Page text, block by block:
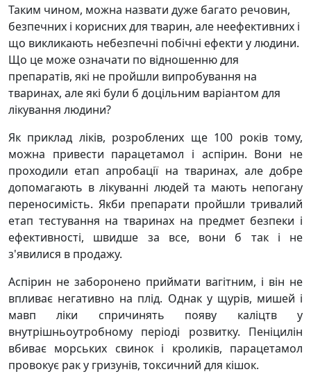
Таким чином, можна назвати дуже багато речовин,
безпечних і корисних для тварин, але неефективних і
що викликають небезпечні побічні ефекти у людини.
Що це може означати по відношенню для
препаратів, які не пройшли випробування на
тваринах, але які були б доцільним варіантом для
лікування людини?
Як приклад ліків, розроблених ще 100 років тому,
можна привести парацетамол і аспірин. Вони не
проходили етап апробації на тваринах, але добре
допомагають в лікуванні людей та мають непогану
переносимість. Якби препарати пройшли тривалий
етап тестування на тваринах на предмет безпеки і
ефективності, швидше за все, вони б так і не
з'явилися в продажу.
Аспірин не заборонено приймати вагітним, і він не
впливає негативно на плід. Однак у щурів, мишей і
мавп ліки спричинять появу каліцтв у
внутрішньоутробному періоді розвитку. Пеніцилін
вбиває морських свинок і кроликів, парацетамол
провокує рак у гризунів, токсичний для кішок.